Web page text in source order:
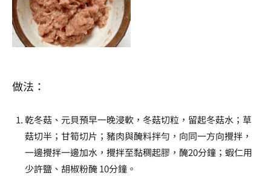
做法：
乾冬菇、元貝預早一晚浸軟，冬菇切粒，留起冬菇水；草
菇切半；甘筍切片；豬肉與醃料拌勻，向同一方向攪拌，
一邊攪拌一邊加水，攪拌至黏稠起膠，醃20分鐘；蝦仁用
少許鹽、胡椒粉醃 10分鐘。